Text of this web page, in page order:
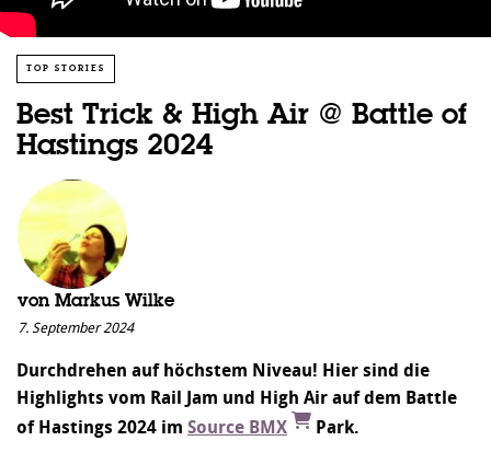
TOP STORIES
Best Trick & High Air @ Battle of
Hastings 2024
von Markus Wilke
7. September 2024
Durchdrehen auf höchstem Niveau! Hier sind die
Highlights vom Rail Jam und High Air auf dem Battle
of Hastings 2024 im Source BMX Park.